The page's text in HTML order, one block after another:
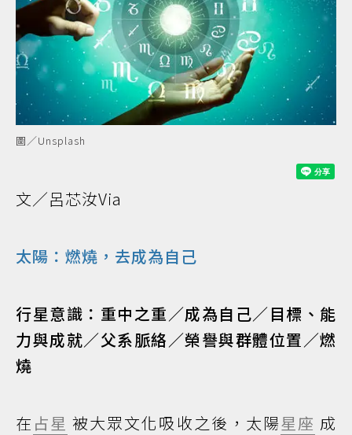
圖／Unsplash
文／呂芯汝Via
太陽：燃燒，去成為自己
行星意識：重中之重／成為自己／目標、能
力與成就／父系脈絡／榮譽與群體位置／燃
燒
在 占星 被大眾文化吸收之後，太陽星座 成